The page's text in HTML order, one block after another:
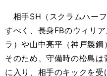
相手SH（スクラムハー
すべく、長身FBのウィリ
ラ）や山中亮平（神戸製鋼
そのため、守備時の松島
に入り、相手のキックを受